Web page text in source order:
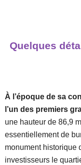
Quelques
À l’époque de sa
l’un des premiers
une hauteur de 86,9
essentiellement de
monument historique
investisseurs le